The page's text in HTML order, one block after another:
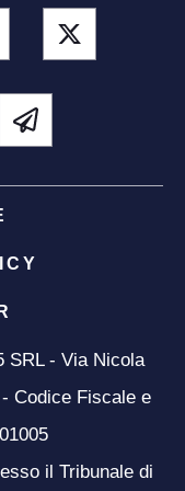
SRL - Via Nicola
Codice Fiscale e
il Tribunale di